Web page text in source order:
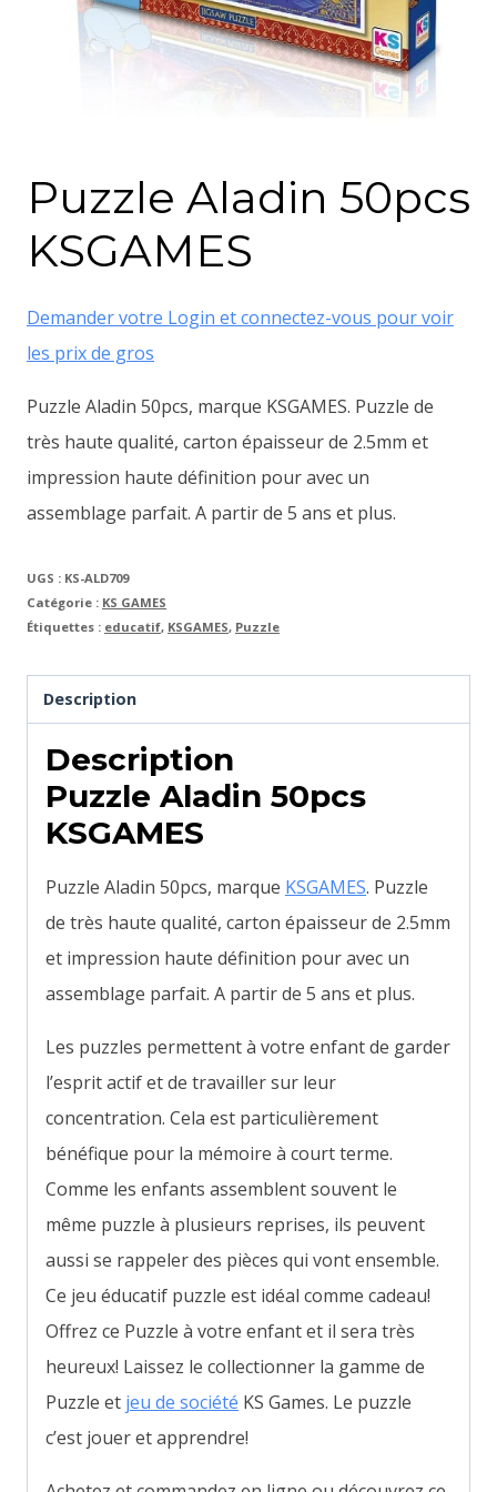
Puzzle Aladin 50pcs
KSGAMES
Demander votre Login et connectez-vous pour voir
les prix de gros
Puzzle Aladin 50pcs, marque KSGAMES. Puzzle de
très haute qualité, carton épaisseur de 2.5mm et
impression haute définition pour avec un
assemblage parfait. A partir de 5 ans et plus.
UGS : KS-ALD709
Catégorie : KS GAMES
Étiquettes : educatif, KSGAMES, Puzzle
Description
Description
Puzzle Aladin 50pcs
KSGAMES
Puzzle Aladin 50pcs, marque KSGAMES. Puzzle
de très haute qualité, carton épaisseur de 2.5mm
et impression haute définition pour avec un
assemblage parfait. A partir de 5 ans et plus.
Les puzzles permettent à votre enfant de garder
l’esprit actif et de travailler sur leur
concentration. Cela est particulièrement
bénéfique pour la mémoire à court terme.
Comme les enfants assemblent souvent le
même puzzle à plusieurs reprises, ils peuvent
aussi se rappeler des pièces qui vont ensemble.
Ce jeu éducatif puzzle est idéal comme cadeau!
Offrez ce Puzzle à votre enfant et il sera très
heureux! Laissez le collectionner la gamme de
Puzzle et jeu de société KS Games. Le puzzle
c’est jouer et apprendre!